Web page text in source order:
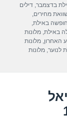
בדצמבר ,דילים
מחירים
חופשה באילת
באילת ,מלונות
האחרון ,מלונות
לנוער ,מלונות